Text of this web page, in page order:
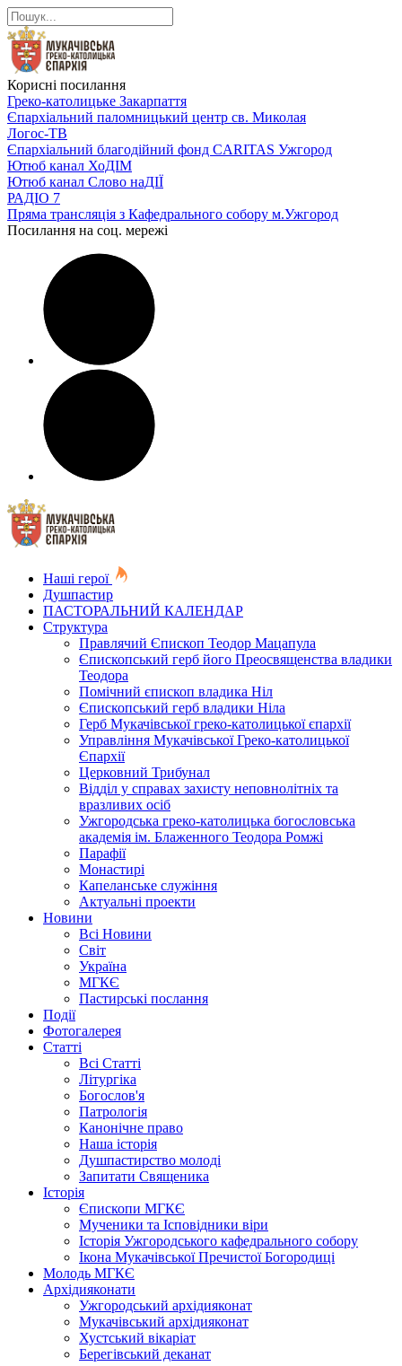
Корисні посилання
Греко-католицьке Закарпаття
Єпархіальний паломницький центр св. Миколая
Логос-ТВ
Єпархіальний благодійний фонд CARITAS Ужгород
Ютюб канал ХоДІМ
Ютюб канал Слово наДІЇ
РАДІО 7
Пряма трансляція з Кафедрального собору м.Ужгород
Посилання на соц. мережі
Наші герої
Душпастир
ПАСТОРАЛЬНИЙ КАЛЕНДАР
Структура
Правлячий Єпископ Теодор Мацапула
Єпископський герб його Преосвященства владики
Теодора
Помічний єпископ владика Ніл
Єпископський герб владики Ніла
Герб Мукачівської греко-католицької єпархії
Управління Мукачівської Греко-католицької
Єпархії
Церковний Трибунал
Відділ у справах захисту неповнолітніх та
вразливих осіб
Ужгородська греко-католицька богословська
академія ім. Блаженного Теодора Ромжі
Парафії
Монастирі
Капеланське служіння
Актуальні проекти
Новини
Всі Новини
Світ
Україна
МГКЄ
Пастирські послання
Події
Фотогалерея
Статті
Всі Статті
Літургіка
Богослов'я
Патрологія
Канонічне право
Наша історія
Душпастирство молоді
Запитати Священика
Історія
Єпископи МГКЄ
Мученики та Ісповідники віри
Історія Ужгородського кафедрального собору
Ікона Мукачівської Пречистої Богородиці
Молодь МГКЄ
Архідияконати
Ужгородський архідияконат
Мукачівський архідияконат
Хустський вікаріат
Берегівський деканат